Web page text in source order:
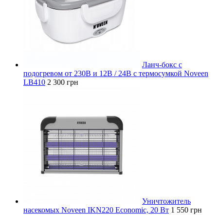
Ланч-бокс с
подогревом от 230В и 12В / 24В с термосумкой Noveen
LB410 2 300 грн
Уничтожитель
насекомых Noveen IKN220 Economic, 20 Вт 1 550 грн